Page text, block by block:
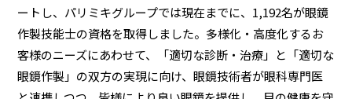
ートし、パリミキグループでは現在までに、1,192名が眼鏡
作製技能士の資格を取得しました。多様化・高度化するお
客様のニーズにあわせて、「適切な診断・治療」と「適切な
眼鏡作製」の双方の実現に向け、眼鏡技術者が眼科専門医